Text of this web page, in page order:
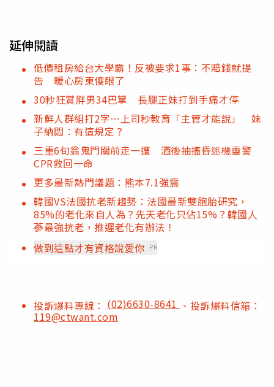
延伸閱讀
低價租房給台大學霸！反被要求1事：不賠錢就提
告 暖心房東傻眼了
30秒狂賞胖男34巴掌 長腿正妹打到手痛才停
新鮮人群組打2字…上司秒教育「主管才能說」 妹
子納悶：有這規定？
三重6旬翁鬼門關前走一遭 酒後抽搐昏迷機靈警
CPR救回一命
更多最新熱門議題：熊本7.1強震
韓國VS法國抗老新趨勢：法國最新雙胞胎研究，
85%的老化來自人為？先天老化只佔15%？韓國人
蔘最強抗老，推遲老化有辦法！
做到這點才有資格說愛你 PR
投訴爆料專線： (02)6630-8641 、投訴爆料信箱：
119@ctwant.com